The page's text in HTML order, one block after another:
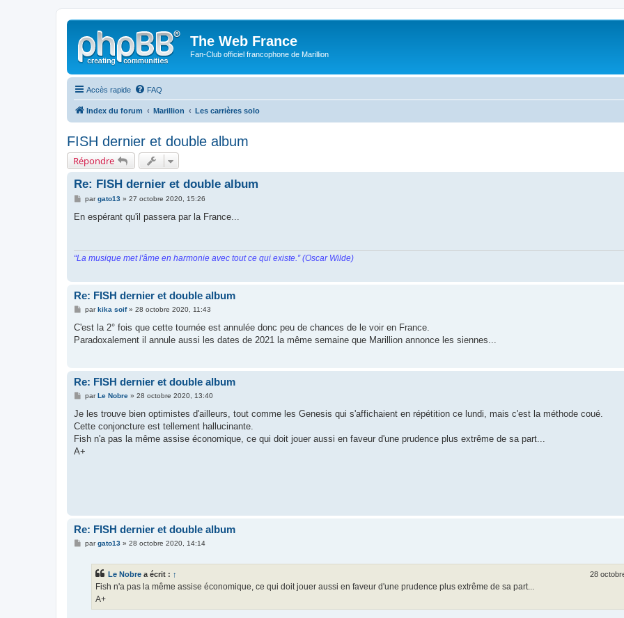
The Web France
Fan-Club officiel francophone de Marillion
Accès rapide FAQ
Index du forum Marillion Les carrières solo
FISH dernier et double album
Répondre
Re: FISH dernier et double album
M
s
pargato13» 27 octobre 2020, 15:26
En espérant qu'il passera par la France...
“La musique met l'âme en harmonie avec tout ce qui existe.” (Oscar Wilde)
Re: FISH dernier et double album
M
s
a
parkika soif» 28 octobre 2020, 11:43
C'est la 2° fois que cette tournée est annulée donc peu de chances de le voir en France.
Paradoxalement il annule aussi les dates de 2021 la même semaine que Marillion annonce les siennes...
Re: FISH dernier et double album
M
s
a
g
parLe Nobre» 28 octobre 2020, 13:40
Je les trouve bien optimistes d'ailleurs, tout comme les Genesis qui s'affichaient en répétition ce lundi, mais c'est la méthode coué.
Cette conjoncture est tellement hallucinante.
Fish n'a pas la même assise économique, ce qui doit jouer aussi en faveur d'une prudence plus extrême de sa part...
A+
Re: FISH dernier et double album
Mpargato13» 28 octobre 2020, 14:14
Le Nobre a écrit : ↑ 28
Fish n'a pas la même assise économique, ce qui doit jouer aussi en faveur d'une prudence plus extrême de sa part...
A+